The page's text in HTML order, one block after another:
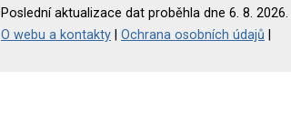
Poslední aktualizace dat proběhla dne 6. 8. 2026.
O webu a kontakty
Ochrana osobních údajů